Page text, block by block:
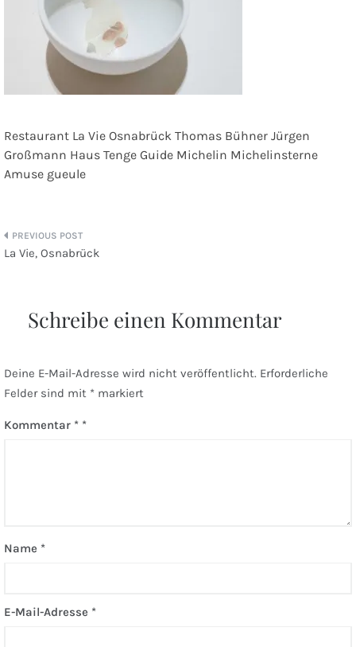
Restaurant La Vie Osnabrück Thomas Bühner Jürgen
Großmann Haus Tenge Guide Michelin Michelinsterne
Amuse gueule
Beitragsnavigation
La Vie, Osnabrück
Schreibe einen Kommentar
Deine E-Mail-Adresse wird nicht veröffentlicht. Erforderliche
Felder sind mit * markiert
Kommentar *
Name *
E-Mail-Adresse *